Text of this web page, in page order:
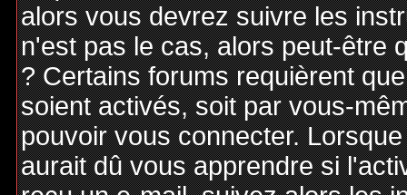
alors vous devrez suivre les
n'est pas le cas, alors peut-être
? Certains forums requièrent
soient activés, soit par vous-
pouvoir vous connecter.
aurait dû vous apprendre si